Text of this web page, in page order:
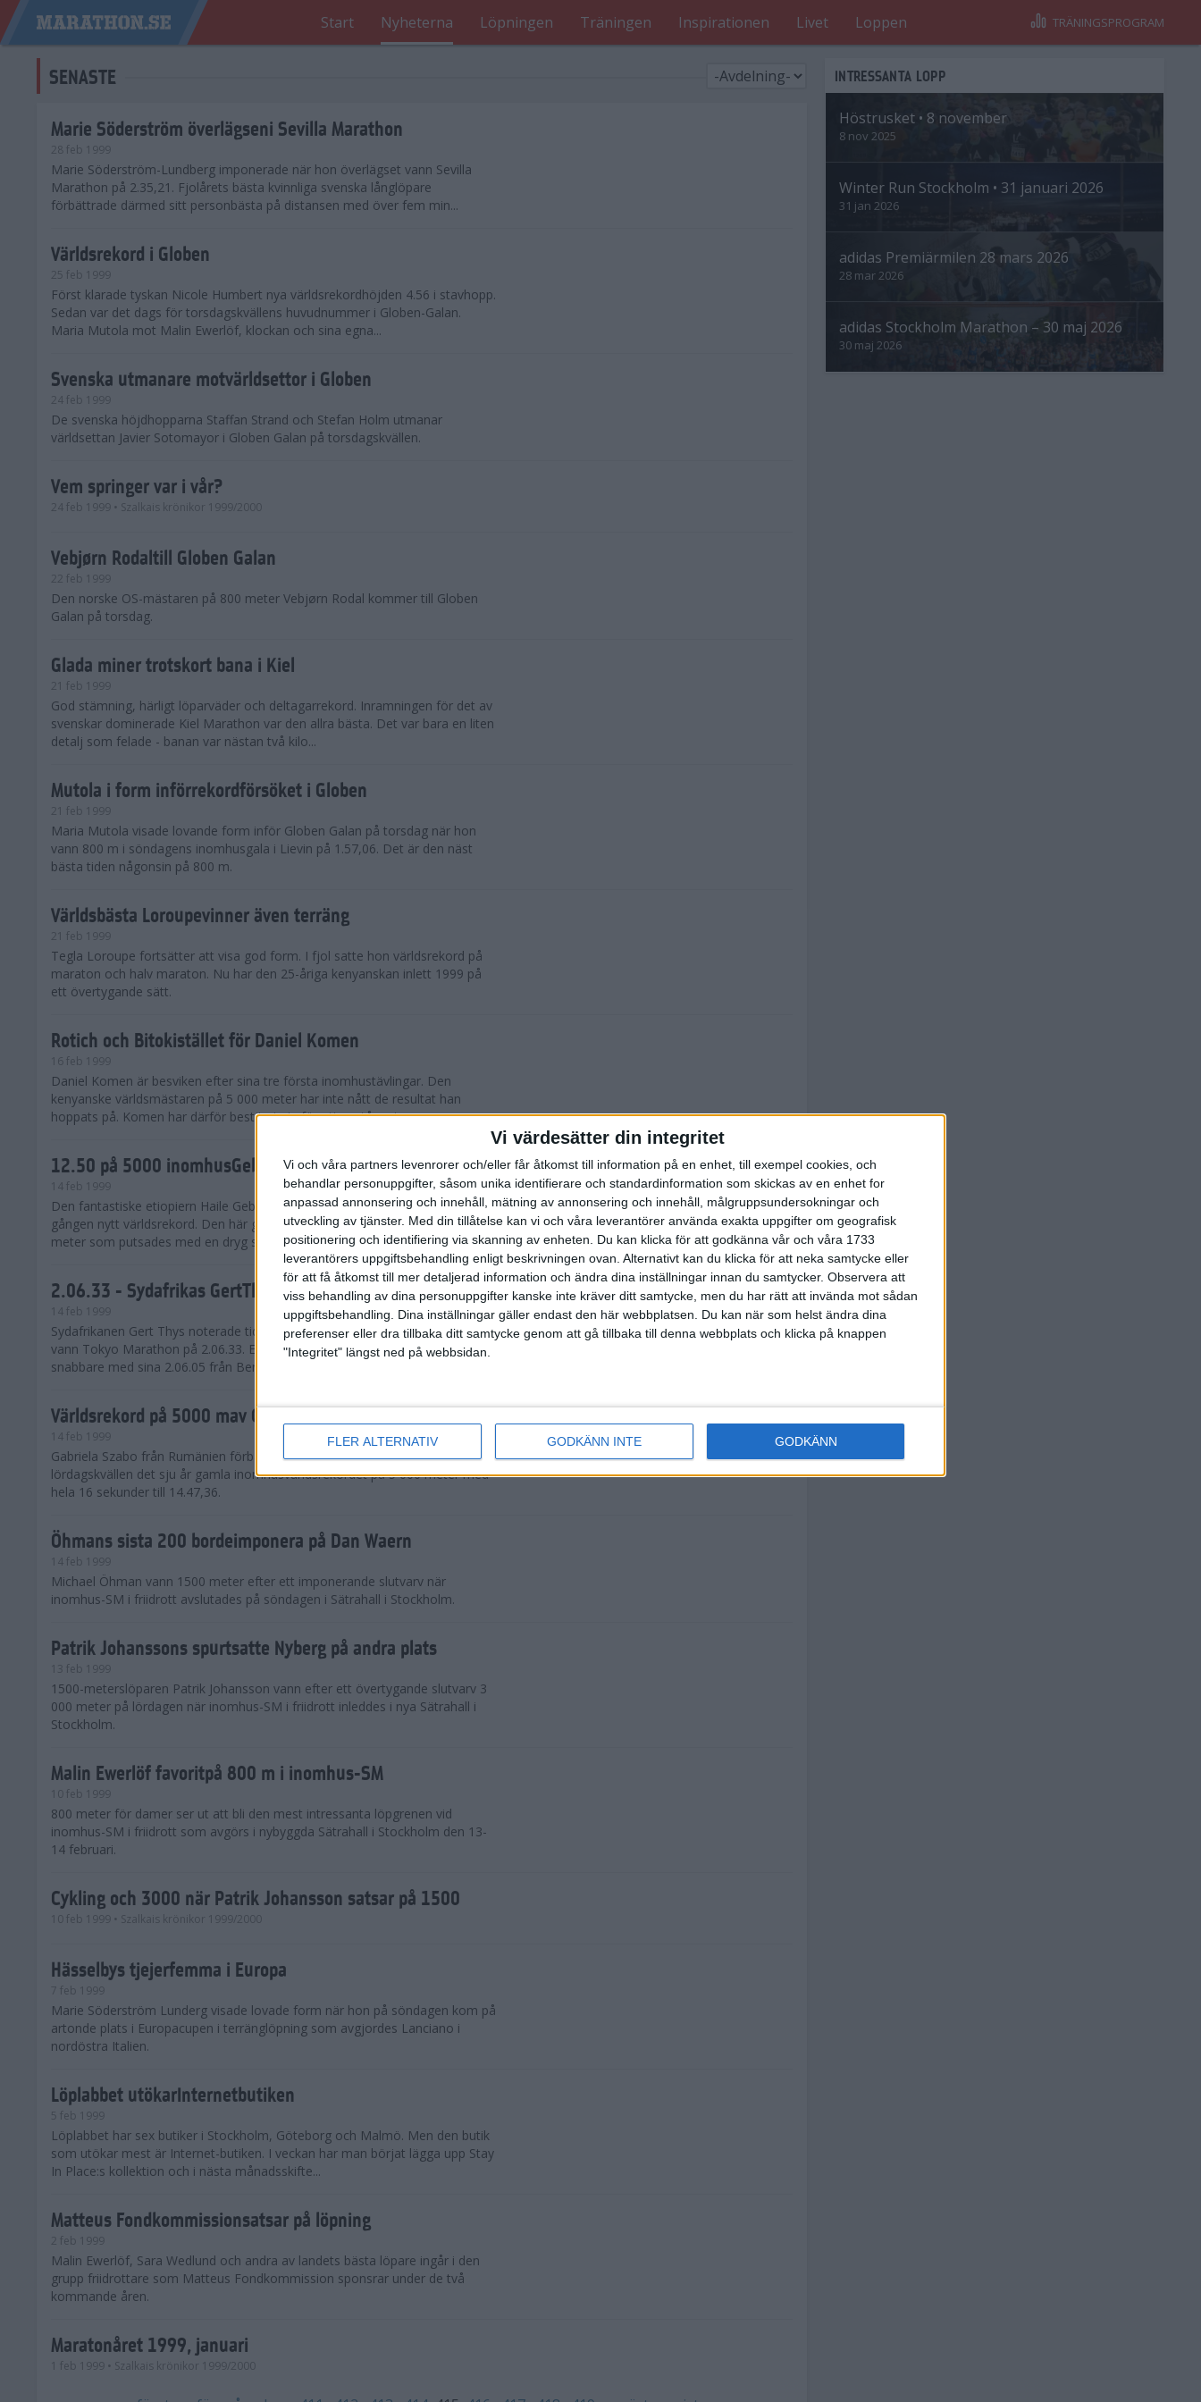
Vi värdesätter din integritet
Vi och våra partners levenrorer och/eller får åtkomst till information på en enhet, till exempel cookies, och
behandlar personuppgifter, såsom unika identifierare och standardinformation som skickas av en enhet for
anpassad annonsering och innehåll, mätning av annonsering och innehåll, målgruppsundersokningar och
utveckling av tjänster. Med din tillåtelse kan vi och våra leverantörer använda exakta uppgifter om geografisk
positionering och identifiering via skanning av enheten. Du kan klicka för att godkänna vår och våra 1733
leverantörers uppgiftsbehandling enligt beskrivningen ovan. Alternativt kan du klicka för att neka samtycke eller
för att få åtkomst till mer detaljerad information och ändra dina inställningar innan du samtycker. Observera att
viss behandling av dina personuppgifter kanske inte kräver ditt samtycke, men du har rätt att invända mot sådan
uppgiftsbehandling. Dina inställningar gäller endast den här webbplatsen. Du kan när som helst ändra dina
preferenser eller dra tillbaka ditt samtycke genom att gå tillbaka till denna webbplats och klicka på knappen
"Integritet" längst ned på webbsidan.
FLER ALTERNATIV GODKÄNN INTE GODKÄNN
Start Nyheterna Löpningen Träningen Inspirationen Livet Loppen TRÄNINGSPROGRAM
SENASTE
Marie Söderström överlägseni Sevilla Marathon
28 feb 1999
Marie Söderström-Lundberg imponerade när hon överlägset vann Sevilla
Marathon på 2.35,21. Fjolårets bästa kvinnliga svenska långlöpare
förbättrade därmed sitt personbästa på distansen med över fem min...
Världsrekord i Globen
25 feb 1999
Först klarade tyskan Nicole Humbert nya världsrekordhöjden 4.56 i stavhopp.
Sedan var det dags för torsdagskvällens huvudnummer i Globen-Galan.
Maria Mutola mot Malin Ewerlöf, klockan och sina egna...
Svenska utmanare motvärldsettor i Globen
24 feb 1999
De svenska höjdhopparna Staffan Strand och Stefan Holm utmanar
världsettan Javier Sotomayor i Globen Galan på torsdagskvällen.
Vem springer var i vår?
24 feb 1999 • Szalkais krönikor 1999/2000
Vebjørn Rodaltill Globen Galan
22 feb 1999
Den norske OS-mästaren på 800 meter Vebjørn Rodal kommer till Globen
Galan på torsdag.
Glada miner trotskort bana i Kiel
21 feb 1999
God stämning, härligt löparväder och deltagarrekord. Inramningen för det av
svenskar dominerade Kiel Marathon var den allra bästa. Det var bara en liten
detalj som felade - banan var nästan två kilo...
Mutola i form införrekordförsöket i Globen
21 feb 1999
Maria Mutola visade lovande form inför Globen Galan på torsdag när hon
vann 800 m i söndagens inomhusgala i Lievin på 1.57,06. Det är den näst
bästa tiden någonsin på 800 m.
Världsbästa Loroupevinner även terräng
21 feb 1999
Tegla Loroupe fortsätter att visa god form. I fjol satte hon världsrekord på
maraton och halv maraton. Nu har den 25-åriga kenyanskan inlett 1999 på
ett övertygande sätt.
Rotich och Bitokistället för Daniel Komen
16 feb 1999
Daniel Komen är besviken efter sina tre första inomhustävlingar. Den
kenyanske världsmästaren på 5 000 meter har inte nått de resultat han
hoppats på. Komen har därför bestämt sig för att avstå resten...
12.50 på 5000 inomhusGebrselassies 15:e rekord
14 feb 1999
Den fantastiske etiopiern Haile Gebrselassie satte på söndagen för 15:e
gången nytt världsrekord. Den här gången var det inomhusrekordet på 5000
meter som putsades med en dryg sekund ner till 12.50,38...
2.06.33 - Sydafrikas GertThys näst snabbast någonsin
14 feb 1999
Sydafrikanen Gert Thys noterade tidernas näst bästa maratontid när han
vann Tokyo Marathon på 2.06.33. Endast Ronaldo da Costa från Brasilien är
snabbare med sina 2.06.05 från Berlin Marathon i höstas...
Världsrekord på 5000 mav Gabriella Szabo
14 feb 1999
Gabriela Szabo från Rumänien förbättrade vid en tävling i Dortmund på
lördagskvällen det sju år gamla inomhusvärldsrekordet på 5 000 meter med
hela 16 sekunder till 14.47,36.
Öhmans sista 200 bordeimponera på Dan Waern
14 feb 1999
Michael Öhman vann 1500 meter efter ett imponerande slutvarv när
inomhus-SM i friidrott avslutades på söndagen i Sätrahall i Stockholm.
Patrik Johanssons spurtsatte Nyberg på andra plats
13 feb 1999
1500-meterslöparen Patrik Johansson vann efter ett övertygande slutvarv 3
000 meter på lördagen när inomhus-SM i friidrott inleddes i nya Sätrahall i
Stockholm.
Malin Ewerlöf favoritpå 800 m i inomhus-SM
10 feb 1999
800 meter för damer ser ut att bli den mest intressanta löpgrenen vid
inomhus-SM i friidrott som avgörs i nybyggda Sätrahall i Stockholm den 13-
14 februari.
Cykling och 3000 när Patrik Johansson satsar på 1500
10 feb 1999 • Szalkais krönikor 1999/2000
Hässelbys tjejerfemma i Europa
7 feb 1999
Marie Söderström Lunderg visade lovade form när hon på söndagen kom på
artonde plats i Europacupen i terränglöpning som avgjordes Lanciano i
nordöstra Italien.
Löplabbet utökarInternetbutiken
5 feb 1999
Löplabbet har sex butiker i Stockholm, Göteborg och Malmö. Men den butik
som utökar mest är Internet-butiken. I veckan har man börjat lägga upp Stay
In Place:s kollektion och i nästa månadsskifte...
Matteus Fondkommissionsatsar på löpning
2 feb 1999
Malin Ewerlöf, Sara Wedlund och andra av landets bästa löpare ingår i den
grupp friidrottare som Matteus Fondkommission sponsrar under de två
kommande åren.
Maratonåret 1999, januari
1 feb 1999 • Szalkais krönikor 1999/2000
INTRESSANTA LOPP
Höstrusket • 8 november
8 nov 2025
Winter Run Stockholm • 31 januari 2026
31 jan 2026
adidas Premiärmilen 28 mars 2026
28 mar 2026
adidas Stockholm Marathon – 30 maj 2026
30 maj 2026